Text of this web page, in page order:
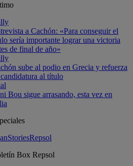
a Cachón: «Para conseguir el
sería importante lograr una victoria
de final de año»
sube al podio en Grecia y refuerza
al título
Bou sigue arrasando, esta vez en
Box Repsol